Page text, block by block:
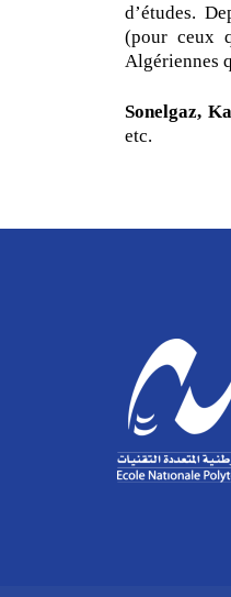
d’études.
(pour ceux
Algériennes
Sonelgaz,
etc.